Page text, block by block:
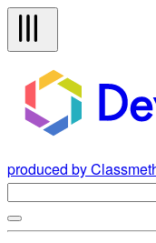
produced by